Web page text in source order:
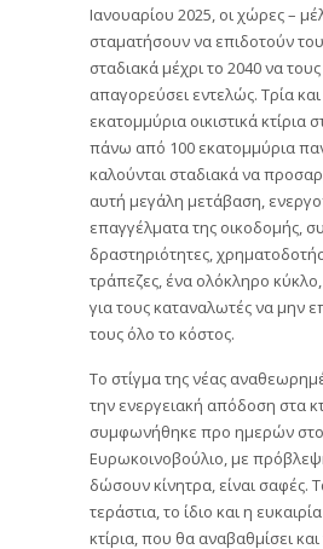
Ιανουαρίου 2025, οι χώρες –
σταματήσουν να επιδοτούν
σταδιακά μέχρι το 2040 να
απαγορεύσει εντελώς. Τρία
εκατομμύρια οικιστικά κτίρια
πάνω από 100 εκατομμύρια
καλούνται σταδιακά να
αυτή μεγάλη μετάβαση,
επαγγέλματα της οικοδομής,
δραστηριότητες,
τράπεζες, ένα ολόκληρο
για τους καταναλωτές να μην
τους όλο το κόστος.
Το στίγμα της νέας
την ενεργειακή απόδοση στα
συμφωνήθηκε προ ημερών στο
Ευρωκοινοβούλιο, με
δώσουν κίνητρα, είναι σαφές.
τεράστια, το ίδιο και η
κτίρια, που θα αναβαθμίσει και